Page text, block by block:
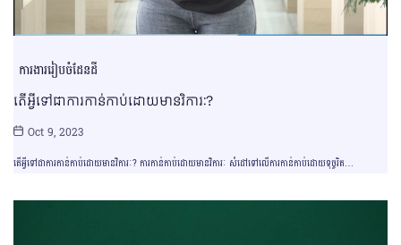
ការងាររៀបចំដែនដី
តើអ្វីទៅជាការកាន់កាប់ដោយមានវិការៈ?
Oct 9, 2023
តើអ្វីទៅជាការកាន់កាប់ដោយមានវិការៈ? ការកាន់កាប់ដោយមានវិការៈ សំដៅទៅលើការកាន់កាប់ដោយទុច្ចរិត…